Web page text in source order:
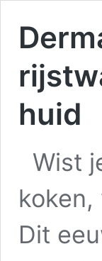
huid
Wist
Dit